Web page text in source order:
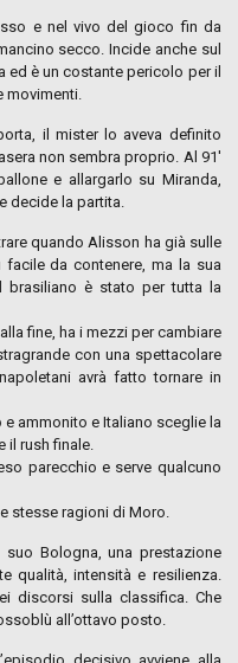
e nel vivo del gioco fin da
secco. Incide anche sul
è un costante pericolo per il
il mister lo aveva definito
non sembra proprio. Al 91′
e allargarlo su Miranda,
decide la partita.
quando Alisson ha già sulle
da contenere, ma la sua
brasiliano è stato per tutta la
fine, ha i mezzi per cambiare
con una spettacolare
avrà fatto tornare in
ammonito e Italiano sceglie la
il rush finale.
parecchio e serve qualcuno
stesse ragioni di Moro.
Bologna, una prestazione
qualità, intensità e resilienza.
discorsi sulla classifica. Che
all’ottavo posto.